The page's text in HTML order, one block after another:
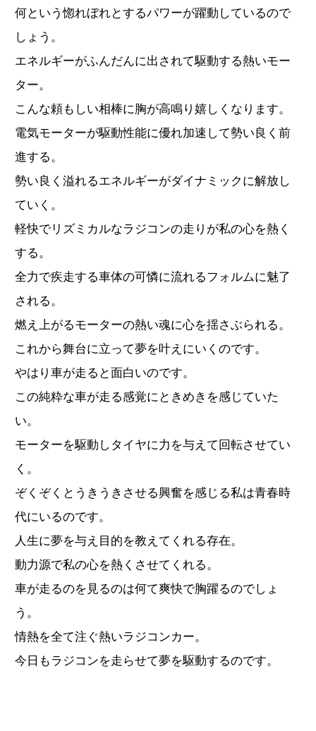
何という惚れぼれとするパワーが躍動しているので
しょう。
エネルギーがふんだんに出されて駆動する熱いモー
ター。
こんな頼もしい相棒に胸が高鳴り嬉しくなります。
電気モーターが駆動性能に優れ加速して勢い良く前
進する。
勢い良く溢れるエネルギーがダイナミックに解放し
ていく。
軽快でリズミカルなラジコンの走りが私の心を熱く
する。
全力で疾走する車体の可憐に流れるフォルムに魅了
される。
燃え上がるモーターの熱い魂に心を揺さぶられる。
これから舞台に立って夢を叶えにいくのです。
やはり車が走ると面白いのです。
この純粋な車が走る感覚にときめきを感じていた
い。
モーターを駆動しタイヤに力を与えて回転させてい
く。
ぞくぞくとうきうきさせる興奮を感じる私は青春時
代にいるのです。
人生に夢を与え目的を教えてくれる存在。
動力源で私の心を熱くさせてくれる。
車が走るのを見るのは何て爽快で胸躍るのでしょ
う。
情熱を全て注ぐ熱いラジコンカー。
今日もラジコンを走らせて夢を駆動するのです。